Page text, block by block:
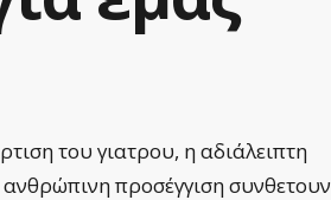
του γιατρου, η αδιάλειπτη
προσέγγιση συνθετουν